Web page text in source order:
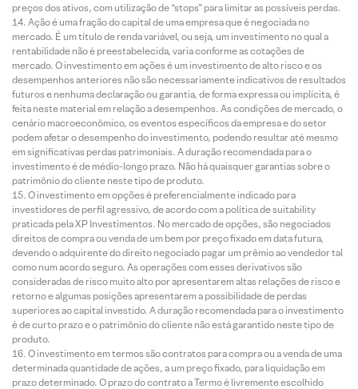
preços dos ativos, com utilização de “stops” para limitar as possíveis perdas.
Ação é uma fração do capital de uma empresa que é negociada no
mercado. É um título de renda variável, ou seja, um investimento no qual a
rentabilidade não é preestabelecida, varia conforme as cotações de
mercado. O investimento em ações é um investimento de alto risco e os
desempenhos anteriores não são necessariamente indicativos de resultados
futuros e nenhuma declaração ou garantia, de forma expressa ou implícita, é
feita neste material em relação a desempenhos. As condições de mercado, o
cenário macroeconômico, os eventos específicos da empresa e do setor
podem afetar o desempenho do investimento, podendo resultar até mesmo
em significativas perdas patrimoniais. A duração recomendada para o
investimento é de médio-longo prazo. Não há quaisquer garantias sobre o
patrimônio do cliente neste tipo de produto.
O investimento em opções é preferencialmente indicado para
investidores de perfil agressivo, de acordo com a política de suitability
praticada pela XP Investimentos. No mercado de opções, são negociados
direitos de compra ou venda de um bem por preço fixado em data futura,
devendo o adquirente do direito negociado pagar um prêmio ao vendedor tal
como num acordo seguro. As operações com esses derivativos são
consideradas de risco muito alto por apresentarem altas relações de risco e
retorno e algumas posições apresentarem a possibilidade de perdas
superiores ao capital investido. A duração recomendada para o investimento
é de curto prazo e o patrimônio do cliente não está garantido neste tipo de
produto.
O investimento em termos são contratos para compra ou a venda de uma
determinada quantidade de ações, a um preço fixado, para liquidação em
prazo determinado. O prazo do contrato a Termo é livremente escolhido